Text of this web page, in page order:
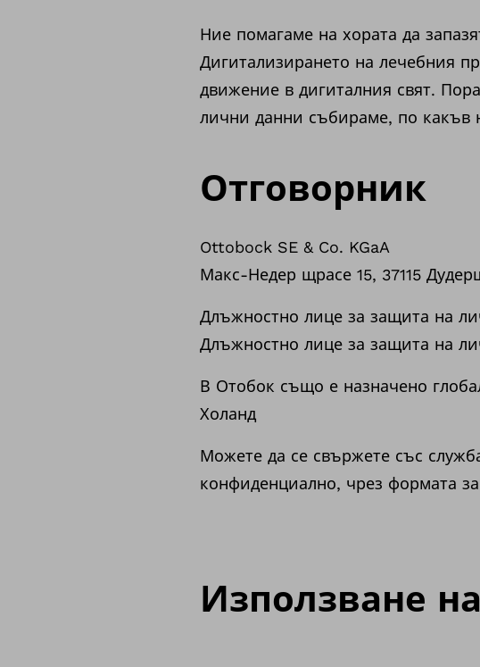
Ние помагаме на хората да
Дигитализирането на лечебния
движение в дигиталния свят.
лични данни събираме, по какъв
Отговорник
Ottobock SE & Co. KGaA
Макс-Недер щрасе 15, 37115
Длъжностно лице за защита на
Длъжностно лице за защита на
В Отобок също е назначено
Холанд
Можете да се свържете със
конфиденциално, чрез формата за
Използване